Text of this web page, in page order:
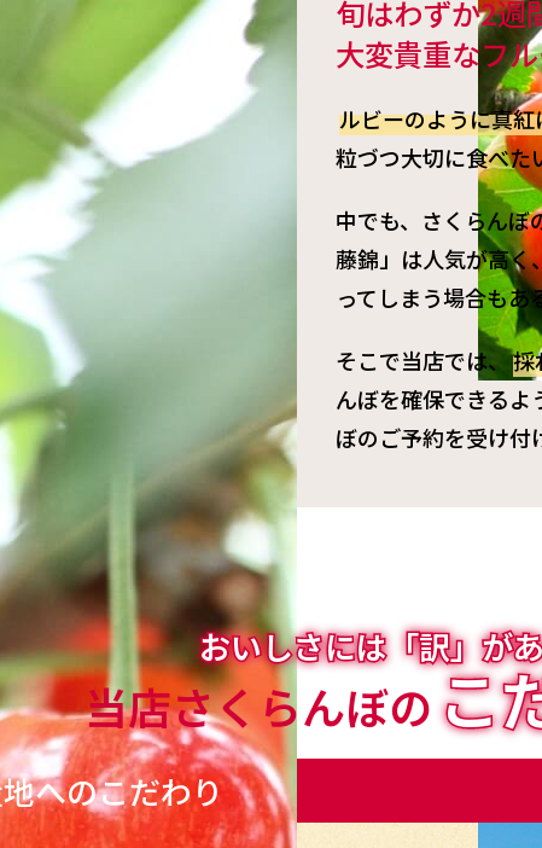
旬はわずか2週
大変貴重なフ
ルビーのように真紅
粒づつ大切に食べた
中でも、さくらんぼ
藤錦」は人気が高く
ってしまう場合もあ
そこで当店では、採
んぼを確保できるよ
ぼのご予約を受け付
おいしさには「訳」が
当店さくらんぼのこ
へのこだわり